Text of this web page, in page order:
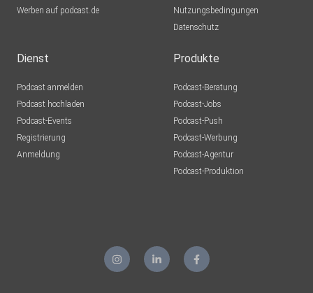
Werben auf podcast.de
Nutzungsbedingungen
Datenschutz
Dienst
Podcast anmelden
Podcast hochladen
Podcast-Events
Registrierung
Anmeldung
Produkte
Podcast-Beratung
Podcast-Jobs
Podcast-Push
Podcast-Werbung
Podcast-Agentur
Podcast-Produktion